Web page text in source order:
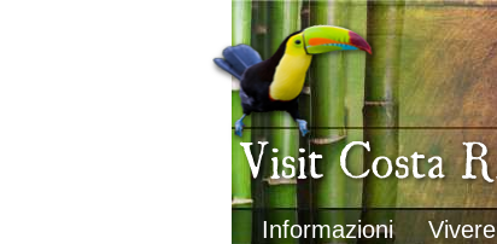
Visit Costa Rica
Informazioni Vivere
Clima
Geografia
Informazioni Geografiche
Letteratura e cultura
Gastronomia
Lo sapevi che
Musica
Natura
Storia
Trasporti Interni